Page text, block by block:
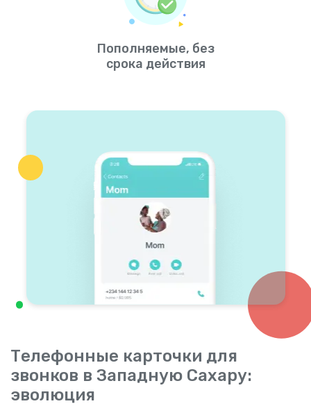
Пополняемые, без
срока действия
Телефонные карточки для
звонков в Западную Сахару:
эволюция